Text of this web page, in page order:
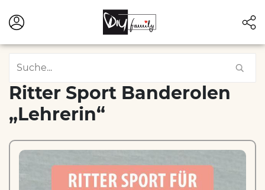
Ritter Sport Banderolen
„Lehrerin“